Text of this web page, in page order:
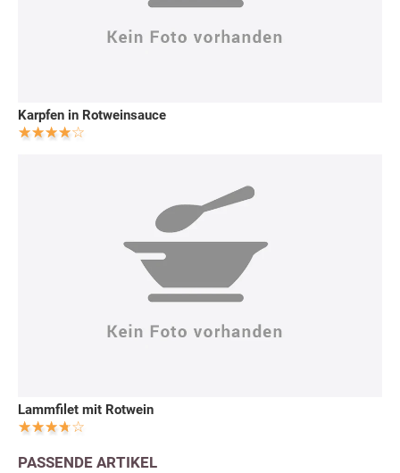
Karpfen in Rotweinsauce
Lammfilet mit Rotwein
PASSENDE ARTIKEL